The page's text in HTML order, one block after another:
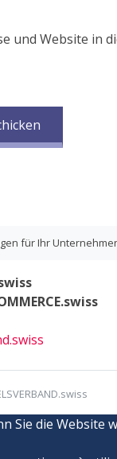
und Website in
für Ihr
Sie die